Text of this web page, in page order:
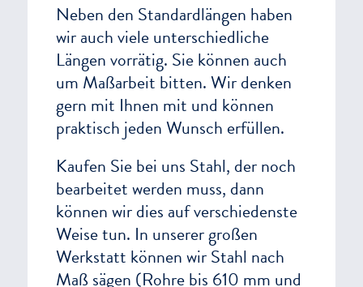
Neben den Standardlängen haben
wir auch viele unterschiedliche
Längen vorrätig. Sie können auch
um Maßarbeit bitten. Wir denken
gern mit Ihnen mit und können
praktisch jeden Wunsch erfüllen.
Kaufen Sie bei uns Stahl, der noch
bearbeitet werden muss, dann
können wir dies auf verschiedenste
Weise tun. In unserer großen
Werkstatt können wir Stahl nach
Maß sägen (Rohre bis 610 mm und